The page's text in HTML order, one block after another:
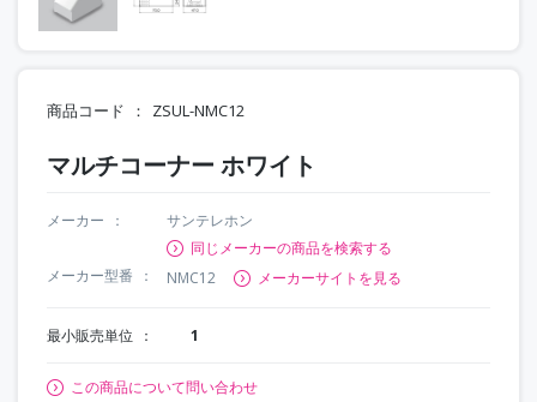
商品コード ZSUL-NMC12
マルチコーナー ホワイト
メーカー
サンテレホン
同じメーカーの商品を検索する
メーカー型番
NMC12 メーカーサイトを見る
最小販売単位 1
この商品について問い合わせ